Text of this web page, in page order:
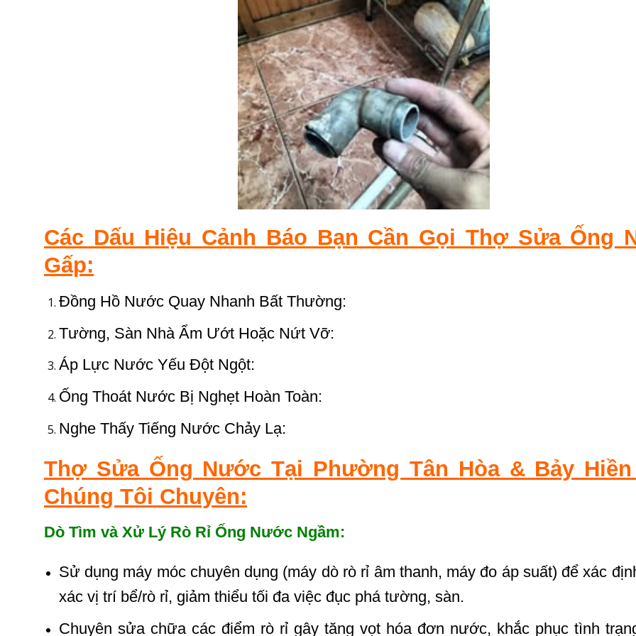
Các Dấu Hiệu Cảnh Báo Bạn Cần Gọi Thợ Sửa Ống
Gấp:
Đồng Hồ Nước Quay Nhanh Bất Thường:
Tường, Sàn Nhà Ẩm Ướt Hoặc Nứt Vỡ:
Áp Lực Nước Yếu Đột Ngột:
Ống Thoát Nước Bị Nghẹt Hoàn Toàn:
Nghe Thấy Tiếng Nước Chảy Lạ:
Thợ Sửa Ống Nước Tại Phường Tân Hòa & Bảy Hiền
Chúng Tôi Chuyên:
Dò Tìm và Xử Lý Rò Rỉ Ống Nước Ngầm:
Sử dụng máy móc chuyên dụng (máy dò rò rỉ âm thanh, máy đo áp suất) để xác
xác vị trí bể/rò rỉ, giảm thiểu tối đa việc đục phá tường, sàn.
Chuyên sửa chữa các điểm rò rỉ gây tăng vọt hóa đơn nước, khắc phục tình